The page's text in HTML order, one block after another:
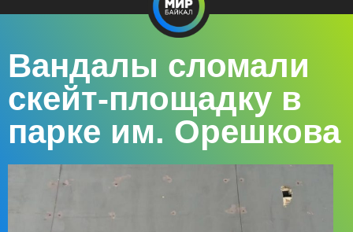
Вандалы сломали
скейт-площадку в
парке им. Орешкова